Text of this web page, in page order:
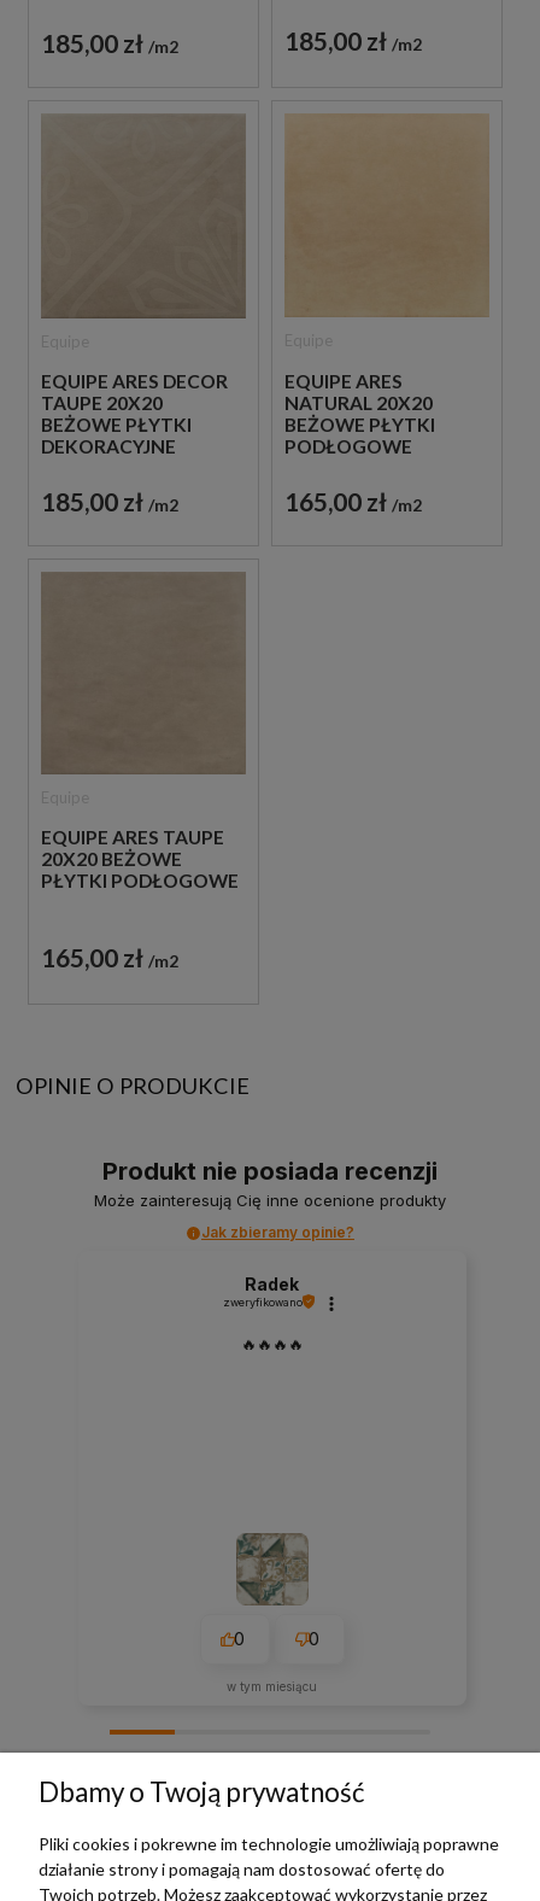
185,00 zł m2 185,00 zł m2
EQUIPE ARES DECOR
TAUPE 20X20
BEŻOWE PŁYTKI
DEKORACYJNE
185,00 zł m2
EQUIPE ARES
NATURAL 20X20
BEŻOWE PŁYTKI
PODŁOGOWE
165,00 zł m2
EQUIPE ARES TAUPE
20X20 BEŻOWE
PŁYTKI PODŁOGOWE
165,00 zł m2
OPINIE O PRODUKCIE
Produkt nie posiada recenzji
Może zainteresują Cię inne ocenione produkty
Jak zbieramy opinie?
Radek
zweryfikowano
🔥🔥🔥🔥
0 0
w tym miesiącu
TERRADECO
Dbamy o Twoją prywatność
Pliki cookies i pokrewne im technologie umożliwiają poprawne
działanie strony i pomagają nam dostosować ofertę do
Twoich potrzeb. Możesz zaakceptować wykorzystanie przez